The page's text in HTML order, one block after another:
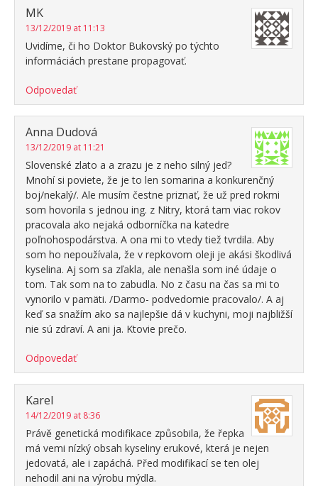
MK
13/12/2019 at 11:13
Uvidíme, či ho Doktor Bukovský po týchto
informáciách prestane propagovať.
Odpovedať
Anna Dudová
13/12/2019 at 11:21
Slovenské zlato a a zrazu je z neho silný jed?
Mnohí si poviete, že je to len somarina a konkurenčný
boj/nekalý/. Ale musím čestne priznať, že už pred rokmi
som hovorila s jednou ing. z Nitry, ktorá tam viac rokov
pracovala ako nejaká odborníčka na katedre
poľnohospodárstva. A ona mi to vtedy tiež tvrdila. Aby
som ho nepoužívala, že v repkovom oleji je akási škodlivá
kyselina. Aj som sa zľakla, ale nenašla som iné údaje o
tom. Tak som na to zabudla. No z času na čas sa mi to
vynorilo v pamäti. /Darmo- podvedomie pracovalo/. A aj
keď sa snažím ako sa najlepšie dá v kuchyni, moji najbližší
nie sú zdraví. A ani ja. Ktovie prečo.
Odpovedať
Karel
14/12/2019 at 8:36
Právě genetická modifikace způsobila, že řepka
má vemi nízký obsah kyseliny erukové, která je nejen
jedovatá, ale i zapáchá. Před modifikací se ten olej
nehodil ani na výrobu mýdla.